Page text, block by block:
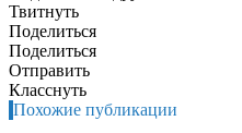
Твитнуть
Поделиться
Поделиться
Отправить
Класснуть
Похожие публикации